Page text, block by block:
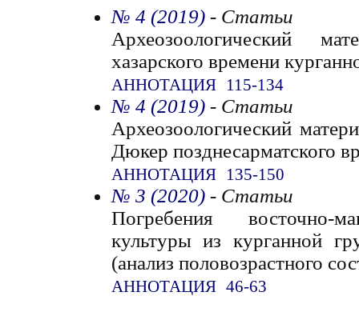
№ 4 (2019)- Статьи
Археозоологический
хазарского времени
АННОТАЦИЯ 115-134
№ 4 (2019)- Статьи
Археозоологический
Дюкер позднесарматского
АННОТАЦИЯ 135-150
№ 3 (2020)- Статьи
Погребения восточно-
культуры из курганной
(анализ половозрастного
АННОТАЦИЯ 46-63